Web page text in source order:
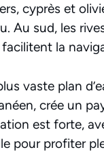
cyprès et
Au sud, les
facilitent la
vaste plan
crée un
est forte,
pour profiter